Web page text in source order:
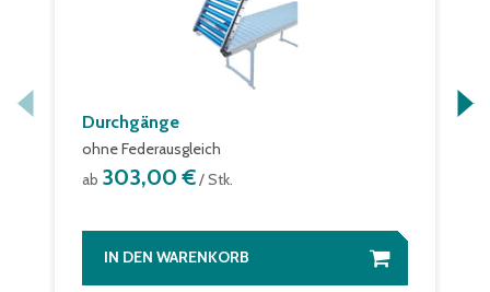
Durchgänge
ohne Federausgleich
ab 303,00 €/ Stk.
IN DEN WARENKORB